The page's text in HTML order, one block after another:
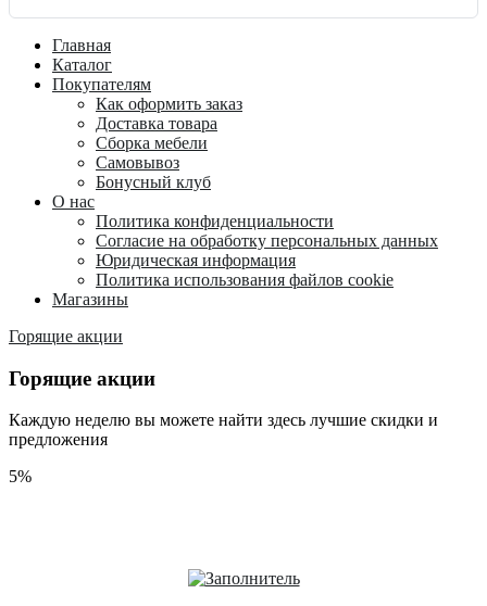
Главная
Каталог
Покупателям
Как оформить заказ
Доставка товара
Сборка мебели
Самовывоз
Бонусный клуб
О нас
Политика конфиденциальности
Согласие на обработку персональных данных
Юридическая информация
Политика использования файлов cookie
Магазины
Горящие акции
Горящие акции
Каждую неделю вы можете найти здесь лучшие скидки и
предложения
5%